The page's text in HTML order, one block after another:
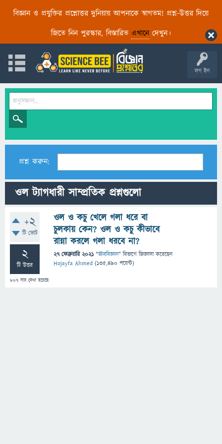
বিজ্ঞান ও প্রযুক্তির প্রশ্নোত্তর দুনিয়ায় আপনাকে স্বাগতম! প্রশ্ন-উত্তর দিয়ে
জিতে নিন পুরস্কার, বিস্তারিত এখানেদেখুন।
লগ ইন
প্রশ্ন করুন:
ওল ট্যাগধারী সাম্প্রতিক প্রশ্নগুলো
+2
টি ভোট
2
টি উত্তর
807 বার দেখা হয়েছে
ওল ও কচু খেলে গলা ধরে বা
চুলকায় কেন? ওল ও কচু কীভাবে
রান্না করলে গলা ধরবে না?
27 ফেব্রুয়ারি 2021 "জীববিজ্ঞান" বিভাগে জিজ্ঞাসাকরেছেন
Hojayfa Ahmed (135,490 পয়েন্ট)